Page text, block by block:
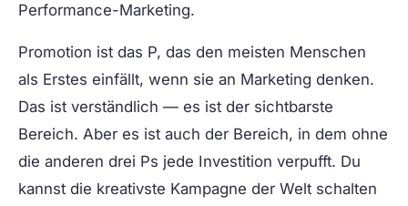
Performance-Marketing.
Promotion ist das P, das den meisten Menschen
als Erstes einfällt, wenn sie an Marketing denken.
Das ist verständlich — es ist der sichtbarste
Bereich. Aber es ist auch der Bereich, in dem ohne
die anderen drei Ps jede Investition verpufft. Du
kannst die kreativste Kampagne der Welt schalten